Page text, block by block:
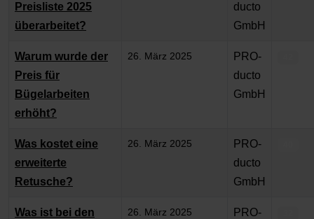
Preisliste 2025
überarbeitet?
ducto
GmbH
Warum wurde der
Preis für
Bügelarbeiten
erhöht?
26. März 2025
PRO-
ducto
GmbH
Was kostet eine
erweiterte
Retusche?
26. März 2025
PRO-
ducto
GmbH
Was ist bei den
26. März 2025
PRO-